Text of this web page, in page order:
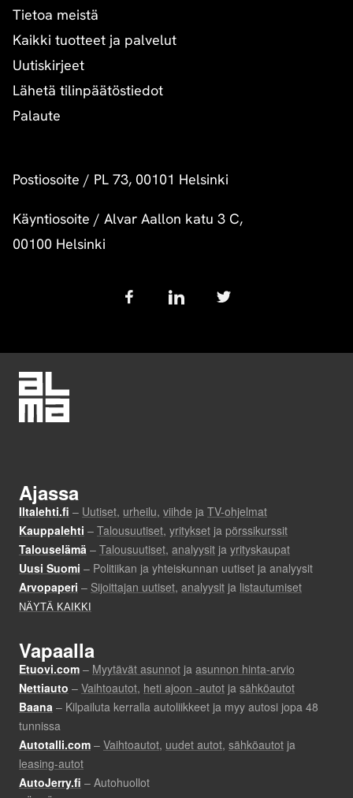
Tietoa meistä
Kaikki tuotteet ja palvelut
Uutiskirjeet
Lähetä tilinpäätöstiedot
Palaute
Postiosoite / PL 73, 00101 Helsinki
Käyntiosoite / Alvar Aallon katu 3 C,
00100 Helsinki